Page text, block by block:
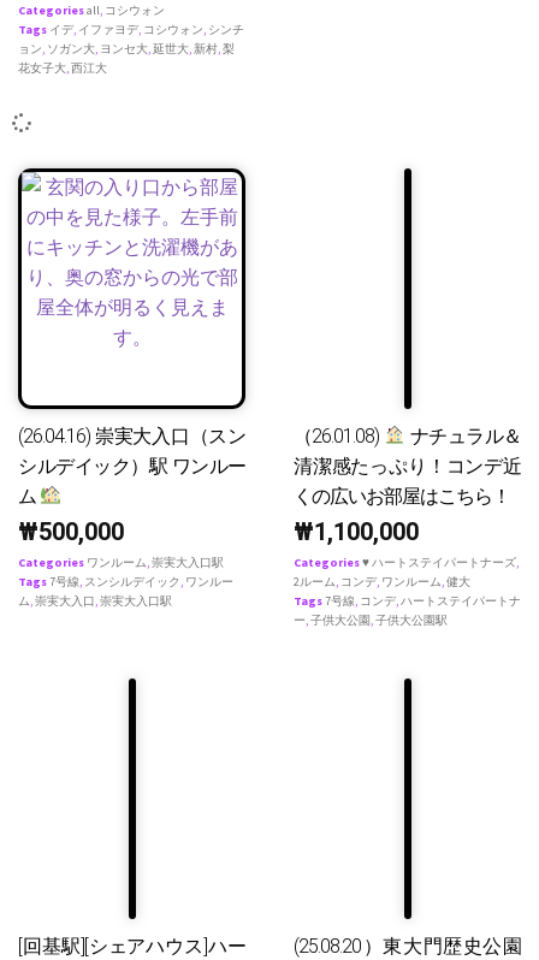
Categoriesall, コシウォン
Tags イデ, イファヨデ, コシウォン, シンチ
ョン, ソガン大, ヨンセ大,延世大,新村,梨
花女子大,西江大
(26.04.16) 崇実大入口（スン
シルデイック）駅 ワンルー
ム
₩500,000
Categories ワンルーム,崇実大入口駅
Tags7号線, スンシルデイック , ワンルー
ム,崇実大入口,崇実大入口駅
（26.01.08)
ナチュラル＆
清潔感たっぷり！コンデ近
くの広いお部屋はこちら！
₩1,100,000
Categories♥ ハートステイパートナーズ,
2ルーム, コンデ, ワンルーム,健大
Tags7号線, コンデ,ハートステイパートナ
ー,子供大公園 ,子供大公園駅
[回基駅][シェアハウス]ハー
(25.08.20）東大門歴史公園